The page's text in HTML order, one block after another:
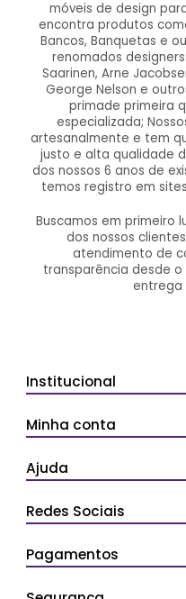
móveis de design
encontra produtos
Bancos, Banquetas e
renomados
Saarinen, Arne
George Nelson e
primade primeira
especializada;
artesanalmente e tem
justo e alta qualidade
dos nossos 6 anos de
temos registro em
Buscamos em primeiro
dos nossos
atendimento de
transparência desde
entrega
Institucional
Minha conta
Ajuda
Redes Sociais
Pagamentos